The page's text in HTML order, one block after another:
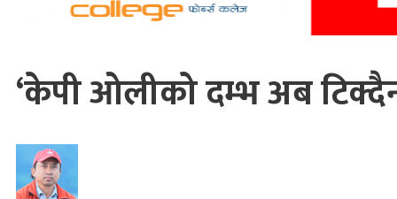
‘केपी ओलीको दम्भ अब